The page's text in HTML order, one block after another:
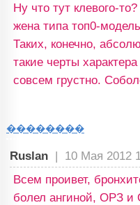
Ну что тут клевого-
жена типа топ0-
Таких, конечно,
такие черты
совсем грустно.
��������
Ruslan | 10 Мая 2012
Всем проивет,
болел ангиной, ОРЗ и